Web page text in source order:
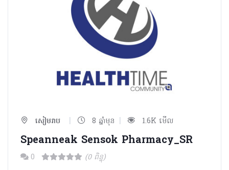
សៀមរាប | 8 ឆ្នាំមុន | 1.6K មើល
Speanneak Sensok Pharmacy_SR
0 (0 ពិន្ទុ)